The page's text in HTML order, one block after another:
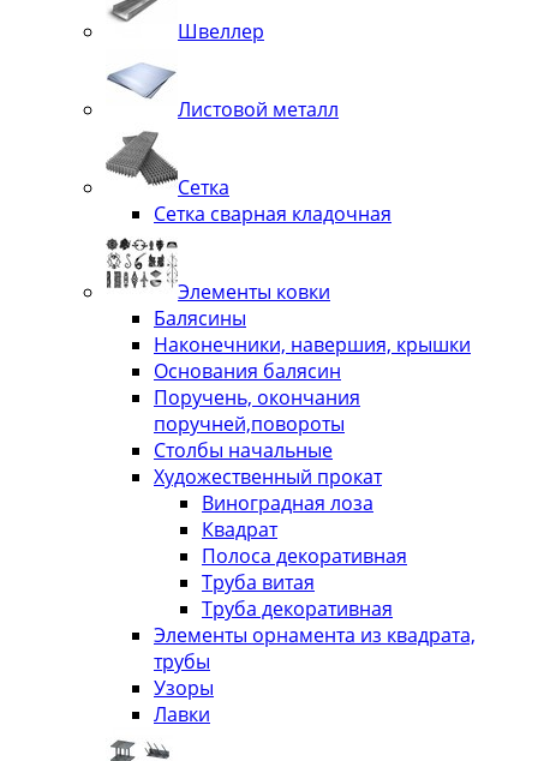
Швеллер
Листовой металл
Сетка
Сетка сварная кладочная
Элементы ковки
Балясины
Наконечники, навершия, крышки
Основания балясин
Поручень, окончания
поручней,повороты
Столбы начальные
Художественный прокат
Виноградная лоза
Квадрат
Полоса декоративная
Труба витая
Труба декоративная
Элементы орнамента из квадрата,
трубы
Узоры
Лавки